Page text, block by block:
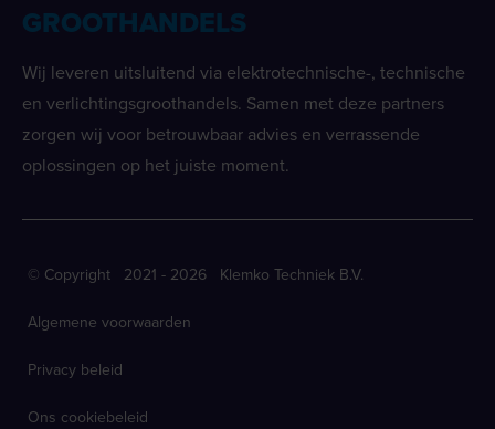
GROOTHANDELS
Wij leveren uitsluitend via elektrotechnische-, technische
en verlichtingsgroothandels. Samen met deze partners
zorgen wij voor betrouwbaar advies en verrassende
oplossingen op het juiste moment.
© Copyright 2021 - 2026 Klemko Techniek B.V.
Algemene voorwaarden
Privacy beleid
Ons cookiebeleid